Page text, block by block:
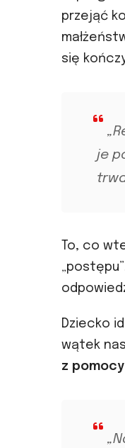
przejąć
się
je
To, co
Dziecko
wątek
z